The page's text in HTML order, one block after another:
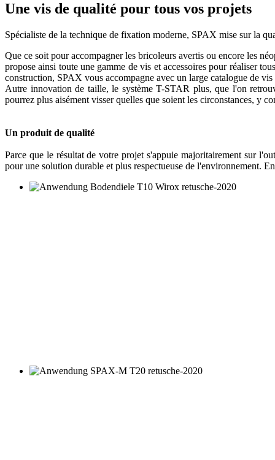
Une vis de qualité pour tous vos projets
Spécialiste de la technique de fixation moderne, SPAX mise sur la
Que ce soit pour accompagner les bricoleurs avertis ou encore les
propose ainsi toute une gamme de vis et accessoires pour réaliser
construction, SPAX vous accompagne avec un large catalogue de
Autre innovation de taille, le système T-STAR plus, que l'on
pourrez plus aisément visser quelles que soient les circonstances, y
Un produit de qualité
Parce que le résultat de votre projet s'appuie majoritairement sur
pour une solution durable et plus respectueuse de l'environnement.